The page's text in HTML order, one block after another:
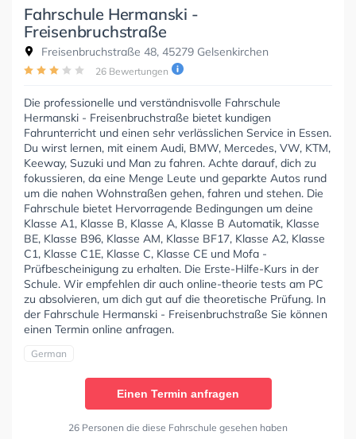
Fahrschule Hermanski -
Freisenbruchstraße
Freisenbruchstraße 48, 45279 Gelsenkirchen
26 Bewertungen
Die professionelle und verständnisvolle Fahrschule
Hermanski - Freisenbruchstraße bietet kundigen
Fahrunterricht und einen sehr verlässlichen Service in Essen.
Du wirst lernen, mit einem Audi, BMW, Mercedes, VW, KTM,
Keeway, Suzuki und Man zu fahren. Achte darauf, dich zu
fokussieren, da eine Menge Leute und geparkte Autos rund
um die nahen Wohnstraßen gehen, fahren und stehen. Die
Fahrschule bietet Hervorragende Bedingungen um deine
Klasse A1, Klasse B, Klasse A, Klasse B Automatik, Klasse
BE, Klasse B96, Klasse AM, Klasse BF17, Klasse A2, Klasse
C1, Klasse C1E, Klasse C, Klasse CE und Mofa -
Prüfbescheinigung zu erhalten. Die Erste-Hilfe-Kurs in der
Schule. Wir empfehlen dir auch online-theorie tests am PC
zu absolvieren, um dich gut auf die theoretische Prüfung. In
der Fahrschule Hermanski - Freisenbruchstraße Sie können
einen Termin online anfragen.
German
Einen Termin anfragen
26 Personen die diese Fahrschule gesehen haben